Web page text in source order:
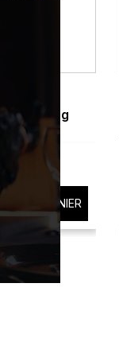
360 g
AU PANIER